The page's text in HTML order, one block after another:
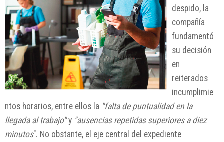
despido, la
compañía
fundamentó
su decisión
en
reiterados
incumplimie
ntos horarios, entre ellos la "falta de puntualidad en la
llegada al trabajo"y "ausencias repetidas superiores a diez
minutos". No obstante, el eje central del expediente